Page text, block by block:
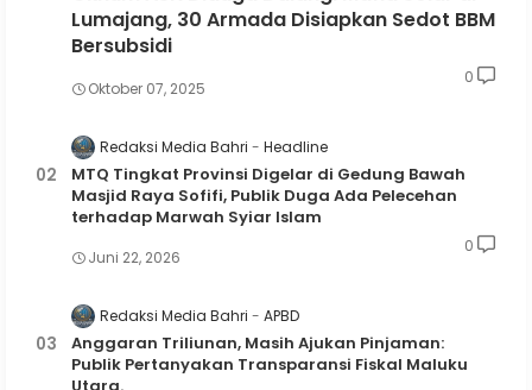
Lumajang, 30 Armada Disiapkan Sedot BBM
Bersubsidi
Oktober 07, 2025
0
Redaksi Media Bahri Headline
MTQ Tingkat Provinsi Digelar di Gedung Bawah
Masjid Raya Sofifi, Publik Duga Ada Pelecehan
terhadap Marwah Syiar Islam
Juni 22, 2026
0
Redaksi Media Bahri APBD
Anggaran Triliunan, Masih Ajukan Pinjaman:
Publik Pertanyakan Transparansi Fiskal Maluku